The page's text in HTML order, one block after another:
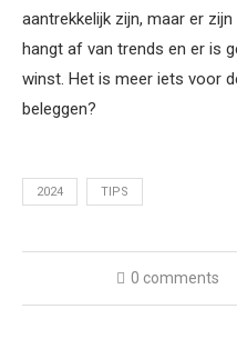
aantrekkelijk zijn, maar er
hangt af van trends en er is
winst. Het is meer iets voor
beleggen?
2024 TIPS
0 comments